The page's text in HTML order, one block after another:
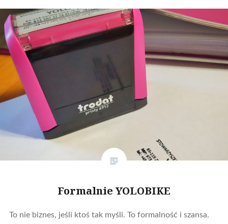
Formalnie YOLOBIKE
To nie biznes, jeśli ktoś tak myśli. To formalność i szansa.